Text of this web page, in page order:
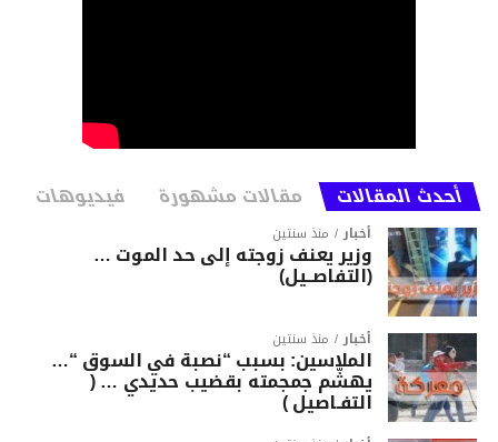
أحدث المقالات مقالات مشهورة فيديوهات
أخبار منذ سنتين
وزير يعنف زوجته إلى حد الموت …
(التفاصــيل)
أخبار منذ سنتين
الملاسين: بسبب “نصبة في السوق “…
يهشّم جمجمته بقضيب حديدي … (
التفـاصيل )